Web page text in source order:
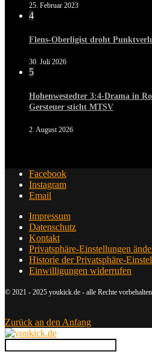
25. Februar 2023
4
Flens-Oberligist droht
30. Juli 2026
5
Hohenwestedter 3:4-Drama in
Gersteuer sticht MTSV
2. August 2026
Facebook
Instagram
Email
Impressum
Datenschutz
Kontakt
Privatsphäre-Einstellungen
Historie der Privatsphäre-
Einwilligungen widerrufen
© 2021 - 2025 youkick.de - alle Rechte vorbehalten
Zurück an den Anfang